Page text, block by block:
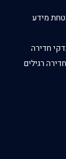
חדירה
רגילים